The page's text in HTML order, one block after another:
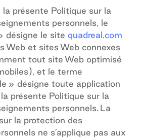
la présente Politique sur la
personnels, le
désigne le site quadreal.com
Web et sites Web connexes
tout site Web optimisé
et le terme
» désigne toute application
présente Politique sur la
personnels. La
la protection des
ne s’applique pas aux